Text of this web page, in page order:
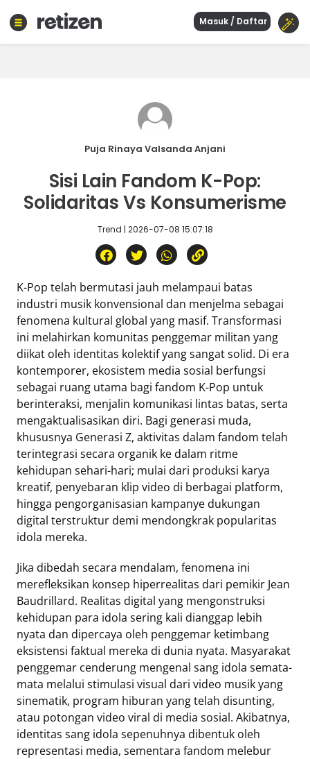
Masuk / Daftar
Puja Rinaya Valsanda Anjani
Sisi Lain Fandom K-Pop:
Solidaritas Vs Konsumerisme
Trend | 2026-07-08 15:07:18
K-Pop telah bermutasi jauh melampaui batas
industri musik konvensional dan menjelma sebagai
fenomena kultural global yang masif. Transformasi
ini melahirkan komunitas penggemar militan yang
diikat oleh identitas kolektif yang sangat solid. Di era
kontemporer, ekosistem media sosial berfungsi
sebagai ruang utama bagi fandom K-Pop untuk
berinteraksi, menjalin komunikasi lintas batas, serta
mengaktualisasikan diri. Bagi generasi muda,
khususnya Generasi Z, aktivitas dalam fandom telah
terintegrasi secara organik ke dalam ritme
kehidupan sehari-hari; mulai dari produksi karya
kreatif, penyebaran klip video di berbagai platform,
hingga pengorganisasian kampanye dukungan
digital terstruktur demi mendongkrak popularitas
idola mereka.
Jika dibedah secara mendalam, fenomena ini
merefleksikan konsep hiperrealitas dari pemikir Jean
Baudrillard. Realitas digital yang mengonstruksi
kehidupan para idola sering kali dianggap lebih
nyata dan dipercaya oleh penggemar ketimbang
eksistensi faktual mereka di dunia nyata. Masyarakat
penggemar cenderung mengenal sang idola semata-
mata melalui stimulasi visual dari video musik yang
sinematik, program hiburan yang telah disunting,
atau potongan video viral di media sosial. Akibatnya,
identitas sang idola sepenuhnya dibentuk oleh
representasi media, sementara fandom melebur
Kuliner
Wisata
Eduaksi
Info
Terkini
Network
Republika
Republika
ID
ihram.republika.co.id
rejabar.republika.co.id
repjogja.republika.co.id
Republika
IQRA
Tentang
Retizen
Do's
and
Dont's
Rules